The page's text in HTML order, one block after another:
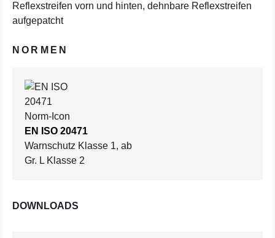
Reflexstreifen vorn und hinten, dehnbare Reflexstreifen
aufgepatcht
NORMEN
EN ISO 20471
Warnschutz Klasse 1, ab
Gr. L Klasse 2
DOWNLOADS